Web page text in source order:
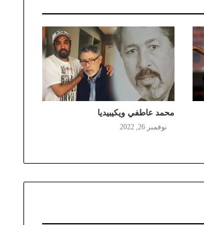
محمد عاطفي ويكيبيديا
نوفمبر 26, 2022